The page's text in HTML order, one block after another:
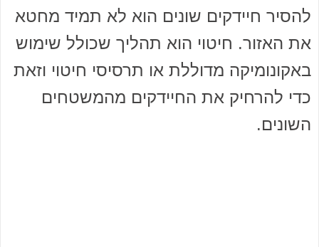
להסיר חיידקים שונים הוא לא תמיד מחטא
את האזור. חיטוי הוא תהליך שכולל שימוש
באקונומיקה מדוללת או תרסיסי חיטוי וזאת
כדי להרחיק את החיידקים מהמשטחים
השונים.